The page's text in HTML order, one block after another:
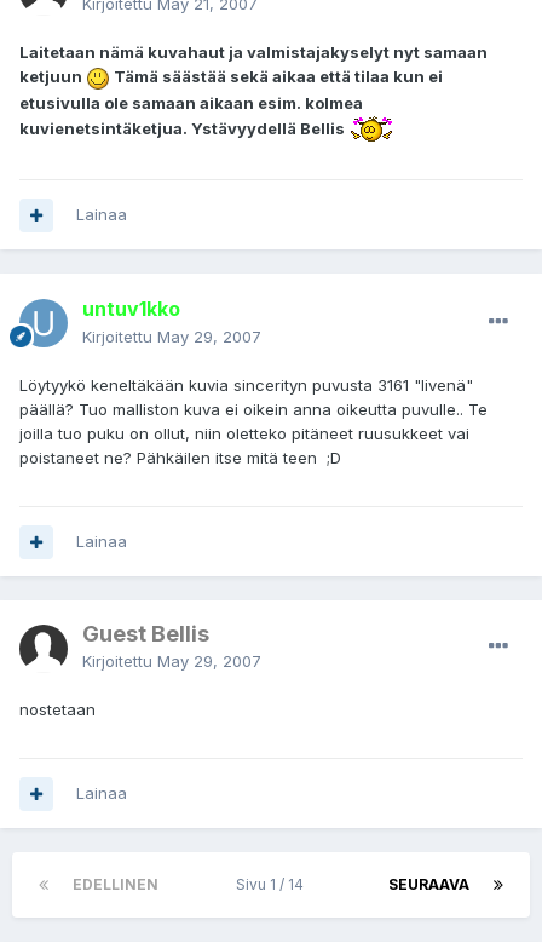
Kirjoitettu May 21, 2007
Laitetaan nämä kuvahaut ja valmistajakyselyt nyt samaan
ketjuun
Tämä säästää sekä aikaa että tilaa kun ei
etusivulla ole samaan aikaan esim. kolmea
kuvienetsintäketjua. Ystävyydellä Bellis
Lainaa
untuv1kko
Kirjoitettu May 29, 2007
Löytyykö keneltäkään kuvia sincerityn puvusta 3161 "livenä"
päällä? Tuo malliston kuva ei oikein anna oikeutta puvulle.. Te
joilla tuo puku on ollut, niin oletteko pitäneet ruusukkeet vai
poistaneet ne? Pähkäilen itse mitä teen ;D
Lainaa
Guest Bellis
Kirjoitettu May 29, 2007
nostetaan
Lainaa
EDELLINEN SEURAAVA
Sivu 1 / 14